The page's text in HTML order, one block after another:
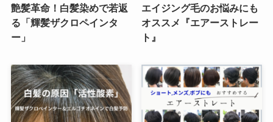
艶髪革命！白髪染めで若返
る「輝髪ザクロペインタ
ー」
エイジング毛のお悩みにも
オススメ『エアーストレー
ト』